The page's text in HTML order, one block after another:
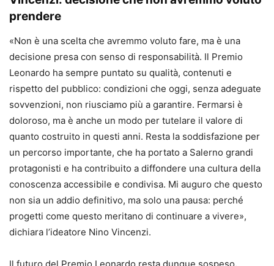
prendere
«Non è una scelta che avremmo voluto fare, ma è una
decisione presa con senso di responsabilità. Il Premio
Leonardo ha sempre puntato su qualità, contenuti e
rispetto del pubblico: condizioni che oggi, senza adeguate
sovvenzioni, non riusciamo più a garantire. Fermarsi è
doloroso, ma è anche un modo per tutelare il valore di
quanto costruito in questi anni. Resta la soddisfazione per
un percorso importante, che ha portato a Salerno grandi
protagonisti e ha contribuito a diffondere una cultura della
conoscenza accessibile e condivisa. Mi auguro che questo
non sia un addio definitivo, ma solo una pausa: perché
progetti come questo meritano di continuare a vivere»,
dichiara l’ideatore Nino Vincenzi.
Il futuro del Premio Leonardo resta dunque sospeso,